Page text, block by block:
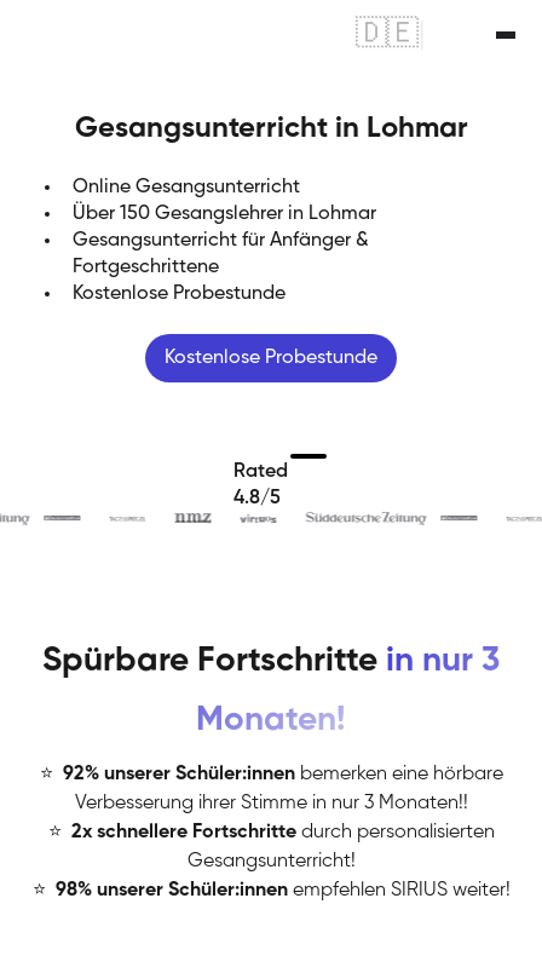
🇩🇪
Gesangsunterricht in Lohmar
Online Gesangsunterricht
Über 150 Gesangslehrer in Lohmar
Gesangsunterricht für Anfänger &
Fortgeschrittene
Kostenlose Probestunde
Kostenlose Probestunde
Rated
4.8/5
Spürbare Fortschritte in nur 3
Monaten!
⭐ 92% unserer Schüler:innen bemerken eine hörbare
Verbesserung ihrer Stimme in nur 3 Monaten!!
⭐ 2x schnellere Fortschritte durch personalisierten
Gesangsunterricht!
⭐ 98% unserer Schüler:innen empfehlen SIRIUS weiter!